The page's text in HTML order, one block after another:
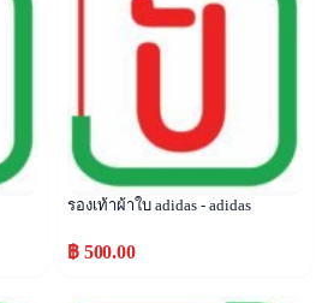
รองเท้าผ้าใบ adidas - adidas
฿ 500.00